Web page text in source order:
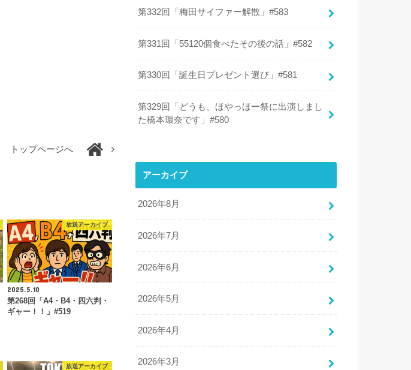
トップページへ
放送アーカイブ
2025.5.10
第268回「A4・B4・四六判・
ギャー！！」#519
放送アーカイブ
第332回「梅田サイファー解散」#583
第331回「55120個食べたその後の話」#582
第330回「誕生日プレゼント選び」#581
第329回「どうも、ほやっほー祭に出演しまし
た橋本環奈です」#580
アーカイブ
2026年8月
2026年7月
2026年6月
2026年5月
2026年4月
2026年3月